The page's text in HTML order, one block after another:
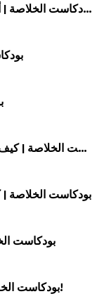
بودكاست الخلاصة | أكتر غلطة بتدفع ثمنها المرأة… تجاهل جسمها!!
بودكاست الخلاصة | كيف تحافظ على صحتك وجمالك في كل موسم؟
بودكاست الخلاصة |
بودكاست
بودكاست الخلاصة | تحكم بضغط دمك مع نظام داش دايت!